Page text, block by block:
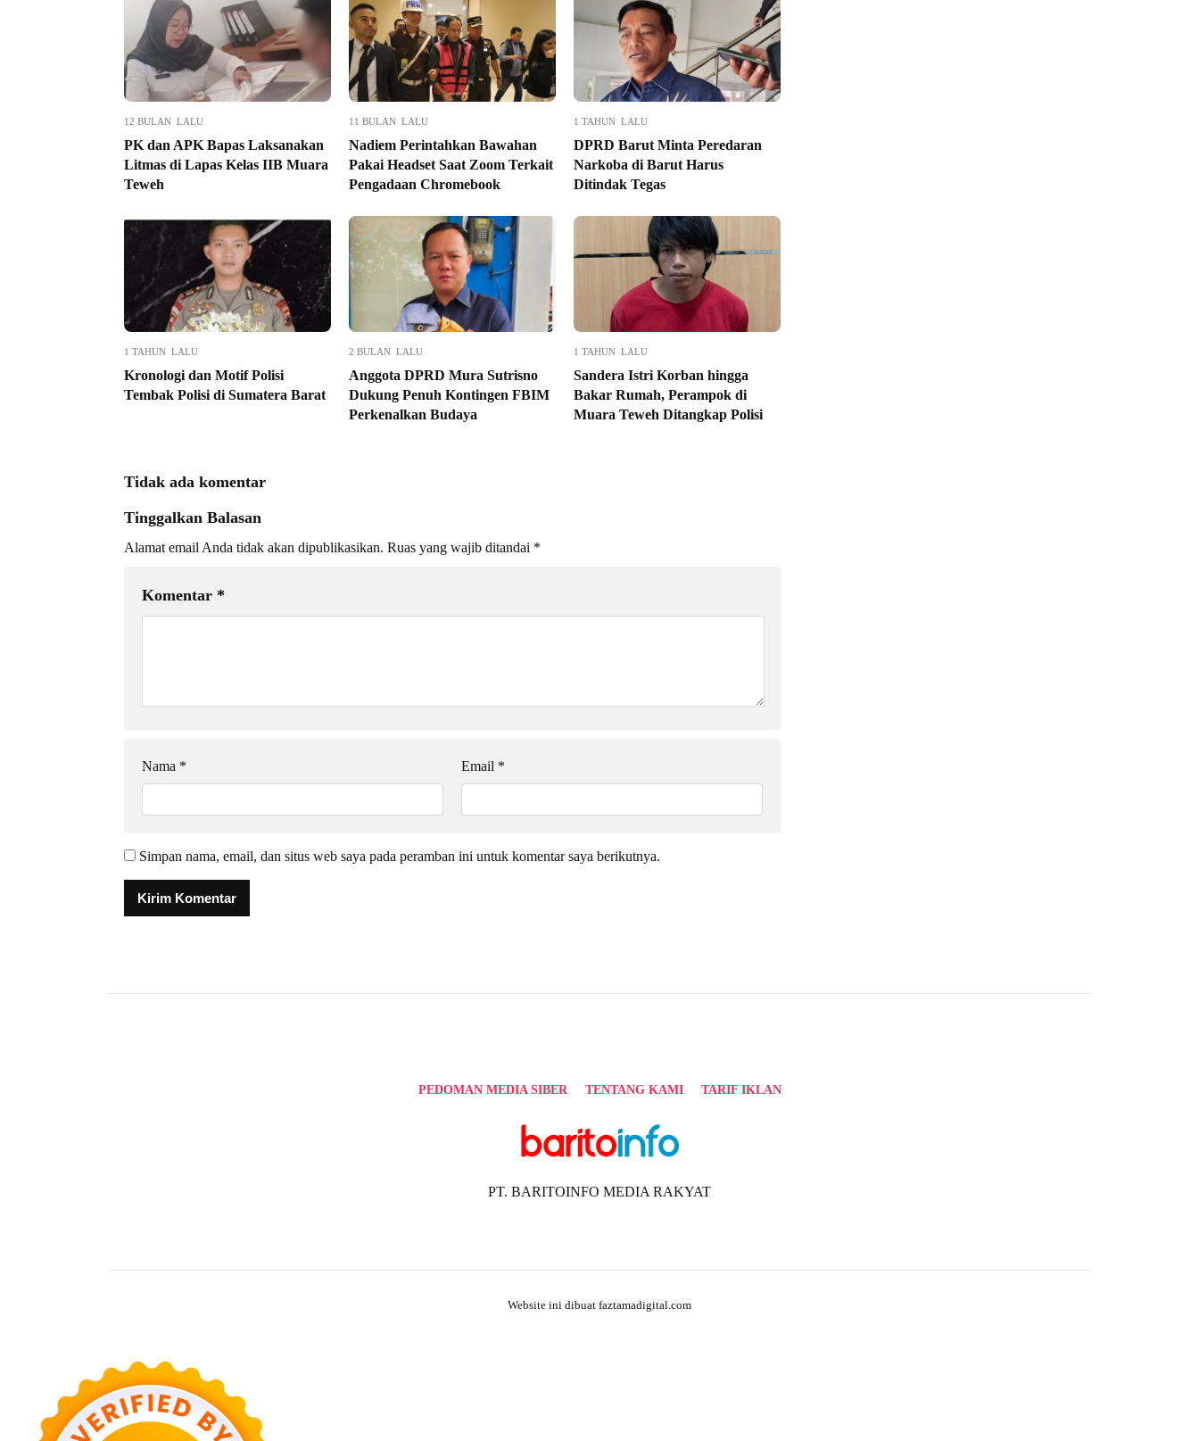
12 BULAN LALU
PK dan APK Bapas Laksanakan
Litmas di Lapas Kelas IIB Muara
Teweh
11 BULAN LALU
Nadiem Perintahkan Bawahan
Pakai Headset Saat Zoom Terkait
Pengadaan Chromebook
1 TAHUN LALU
DPRD Barut Minta Peredaran
Narkoba di Barut Harus
Ditindak Tegas
1 TAHUN LALU
Kronologi dan Motif Polisi
Tembak Polisi di Sumatera Barat
2 BULAN LALU
Anggota DPRD Mura Sutrisno
Dukung Penuh Kontingen FBIM
Perkenalkan Budaya
1 TAHUN LALU
Sandera Istri Korban hingga
Bakar Rumah, Perampok di
Muara Teweh Ditangkap Polisi
Tidak ada komentar
Tinggalkan Balasan
Alamat email Anda tidak akan dipublikasikan. Ruas yang wajib ditandai *
Komentar *
Nama * Email *
Simpan nama, email, dan situs web saya pada peramban ini untuk komentar saya berikutnya.
PEDOMAN MEDIA SIBER TENTANG KAMI TARIF IKLAN
PT. BARITOINFO MEDIA RAKYAT
Website ini dibuat faztamadigital.com